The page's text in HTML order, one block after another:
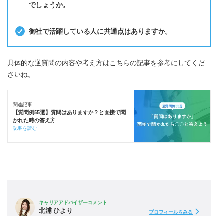
でしょうか。
御社で活躍している人に共通点はありますか。
具体的な逆質問の内容や考え方はこちらの記事を参考にしてくだ
さいね。
関連記事
【質問例55選】質問はありますか？と面接で聞
かれた時の答え方
記事を読む
キャリアアドバイザーコメント
北浦 ひより プロフィールをみる